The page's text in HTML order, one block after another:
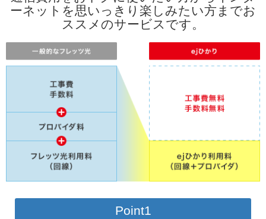
ーネットを思いっきり楽しみたい方までお
ススメのサービスです。
Point1